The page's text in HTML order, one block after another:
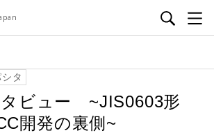
タ
タビュー ~JIS0603形
開発の裏側~